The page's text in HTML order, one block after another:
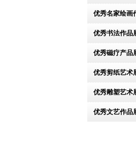
优秀名家绘画
优秀书法作品
优秀磁疗产品
优秀剪纸艺术
优秀雕塑艺术
优秀文艺作品